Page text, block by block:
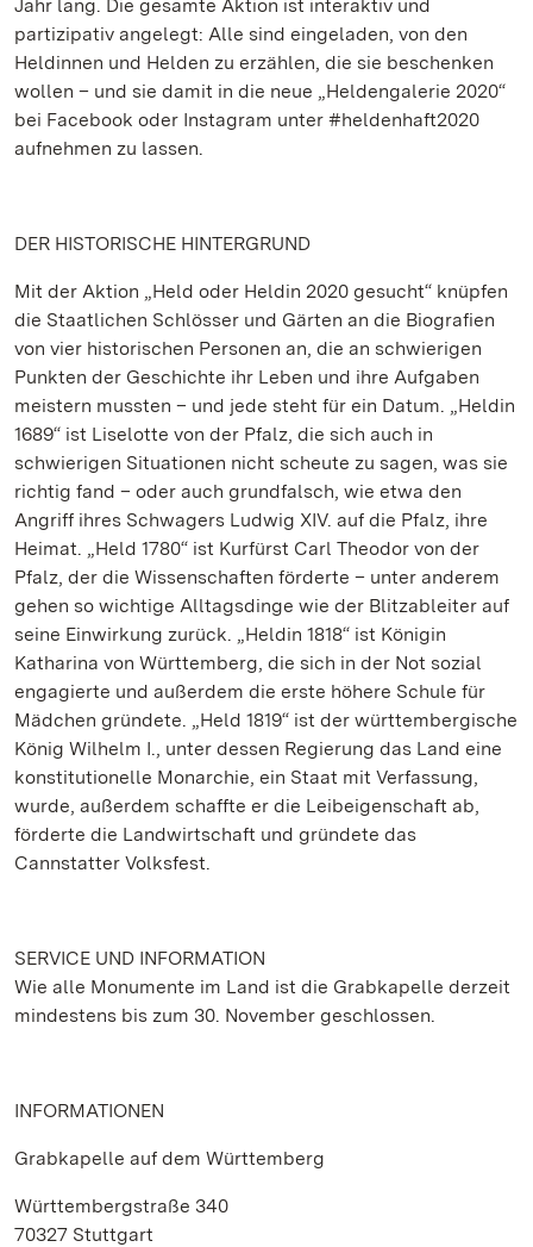
Jahr lang. Die gesamte Aktion ist interaktiv und
partizipativ angelegt: Alle sind eingeladen, von den
Heldinnen und Helden zu erzählen, die sie beschenken
wollen – und sie damit in die neue „Heldengalerie 2020“
bei Facebook oder Instagram unter #heldenhaft2020
aufnehmen zu lassen.
DER HISTORISCHE HINTERGRUND
Mit der Aktion „Held oder Heldin 2020 gesucht“ knüpfen
die Staatlichen Schlösser und Gärten an die Biografien
von vier historischen Personen an, die an schwierigen
Punkten der Geschichte ihr Leben und ihre Aufgaben
meistern mussten – und jede steht für ein Datum. „Heldin
1689“ ist Liselotte von der Pfalz, die sich auch in
schwierigen Situationen nicht scheute zu sagen, was sie
richtig fand – oder auch grundfalsch, wie etwa den
Angriff ihres Schwagers Ludwig XIV. auf die Pfalz, ihre
Heimat. „Held 1780“ ist Kurfürst Carl Theodor von der
Pfalz, der die Wissenschaften förderte – unter anderem
gehen so wichtige Alltagsdinge wie der Blitzableiter auf
seine Einwirkung zurück. „Heldin 1818“ ist Königin
Katharina von Württemberg, die sich in der Not sozial
engagierte und außerdem die erste höhere Schule für
Mädchen gründete. „Held 1819“ ist der württembergische
König Wilhelm I., unter dessen Regierung das Land eine
konstitutionelle Monarchie, ein Staat mit Verfassung,
wurde, außerdem schaffte er die Leibeigenschaft ab,
förderte die Landwirtschaft und gründete das
Cannstatter Volksfest.
SERVICE UND INFORMATION
Wie alle Monumente im Land ist die Grabkapelle derzeit
mindestens bis zum 30. November geschlossen.
INFORMATIONEN
Grabkapelle auf dem Württemberg
Württembergstraße 340
70327 Stuttgart